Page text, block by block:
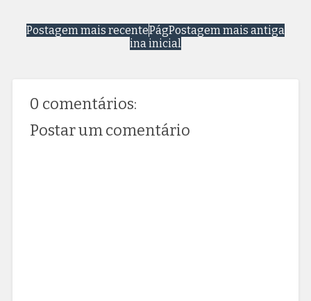
Postagem mais recente Postagem mais antiga
Pág
ina inicial
0 comentários:
Postar um comentário